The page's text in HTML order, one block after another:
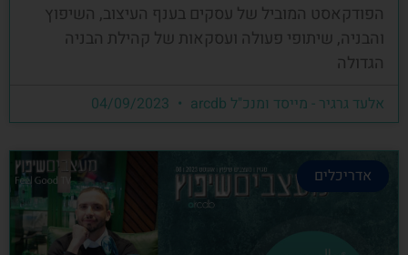
הפודקאסט המוביל של עסקים בענף העיצוב, השיפוץ
והבניה, שיתופי פעולה ועסקאות של קהילת הבניה
הגדולה
אלעד גרגיר - מייסד ומנכ"ל arcdb
אדריכלים